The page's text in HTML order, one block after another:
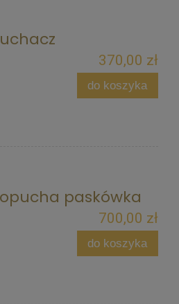
370,00 zł
do koszyka
paskówka
700,00 zł
do koszyka